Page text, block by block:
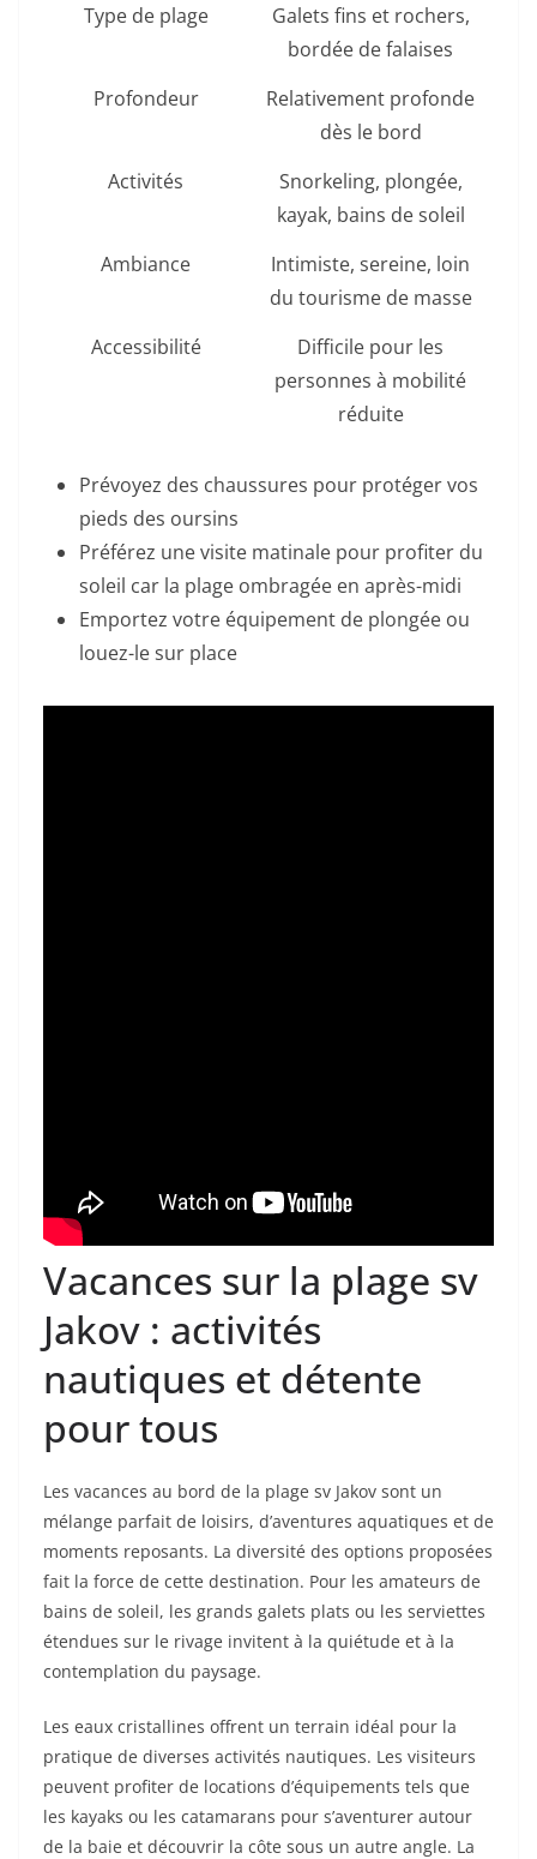
Type de plage
Galets fins et rochers,
bordée de falaises
Profondeur
Relativement profonde
dès le bord
Activités
Snorkeling, plongée,
kayak, bains de soleil
Ambiance
Intimiste, sereine, loin
du tourisme de masse
Accessibilité
Difficile pour les
personnes à mobilité
réduite
Prévoyez des chaussures pour protéger vos
pieds des oursins
Préférez une visite matinale pour profiter du
soleil car la plage ombragée en après-midi
Emportez votre équipement de plongée ou
louez-le sur place
Vacances sur la plage sv
Jakov : activités
nautiques et détente
pour tous
Les vacances au bord de la plage sv Jakov sont un
mélange parfait de loisirs, d’aventures aquatiques et de
moments reposants. La diversité des options proposées
fait la force de cette destination. Pour les amateurs de
bains de soleil, les grands galets plats ou les serviettes
étendues sur le rivage invitent à la quiétude et à la
contemplation du paysage.
Les eaux cristallines offrent un terrain idéal pour la
pratique de diverses activités nautiques. Les visiteurs
peuvent profiter de locations d’équipements tels que
les kayaks ou les catamarans pour s’aventurer autour
de la baie et découvrir la côte sous un autre angle. La